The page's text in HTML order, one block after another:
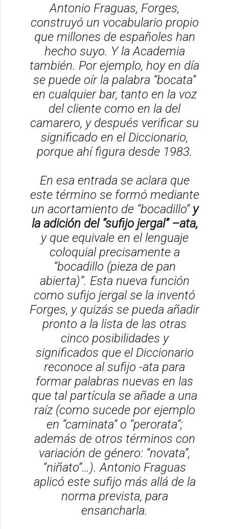
Antonio Fraguas, Forges,
construyó un vocabulario propio
que millones de españoles han
hecho suyo. Y la Academia
también. Por ejemplo, hoy en día
se puede oír la palabra “bocata”
en cualquier bar, tanto en la voz
del cliente como en la del
camarero, y después verificar su
significado en el Diccionario,
porque ahí figura desde 1983.
En esa entrada se aclara que
este término se formó mediante
un acortamiento de “bocadillo” y
la adición del “sufijo jergal” –ata,
y que equivale en el lenguaje
coloquial precisamente a
“bocadillo (pieza de pan
abierta)”. Esta nueva función
como sufijo jergal se la inventó
Forges, y quizás se pueda añadir
pronto a la lista de las otras
cinco posibilidades y
significados que el Diccionario
reconoce al sufijo -ata para
formar palabras nuevas en las
que tal partícula se añade a una
raíz (como sucede por ejemplo
en “caminata” o “perorata”;
además de otros términos con
variación de género: “novata”,
“niñato”…). Antonio Fraguas
aplicó este sufijo más allá de la
norma prevista, para
ensancharla.